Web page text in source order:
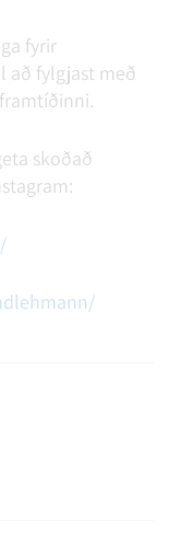
fyrir
að fylgjast með
skoðað